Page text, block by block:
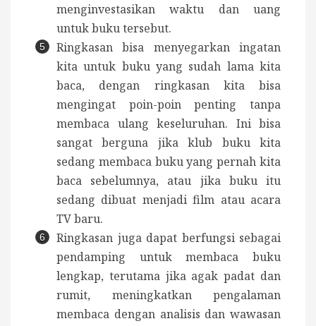
menginvestasikan waktu dan uang
untuk buku tersebut.
Ringkasan bisa menyegarkan ingatan
kita untuk buku yang sudah lama kita
baca, dengan ringkasan kita bisa
mengingat poin-poin penting tanpa
membaca ulang keseluruhan. Ini bisa
sangat berguna jika klub buku kita
sedang membaca buku yang pernah kita
baca sebelumnya, atau jika buku itu
sedang dibuat menjadi film atau acara
TV baru.
Ringkasan juga dapat berfungsi sebagai
pendamping untuk membaca buku
lengkap, terutama jika agak padat dan
rumit, meningkatkan pengalaman
membaca dengan analisis dan wawasan